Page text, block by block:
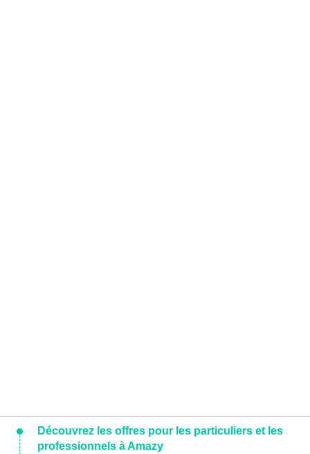
Découvrez les offres pour les particuliers et les
professionnels à Amazy